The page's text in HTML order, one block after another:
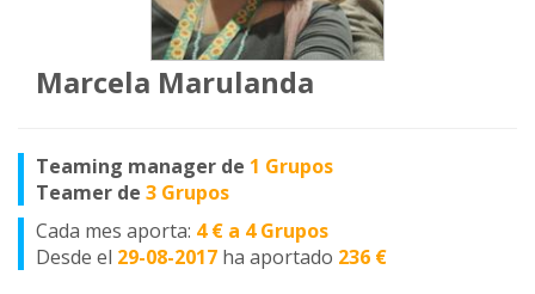
Marcela Marulanda
Teaming manager de 1 Grupos
Teamer de 3 Grupos
Cada mes aporta: 4 € a 4 Grupos
Desde el 29-08-2017 ha aportado 236 €